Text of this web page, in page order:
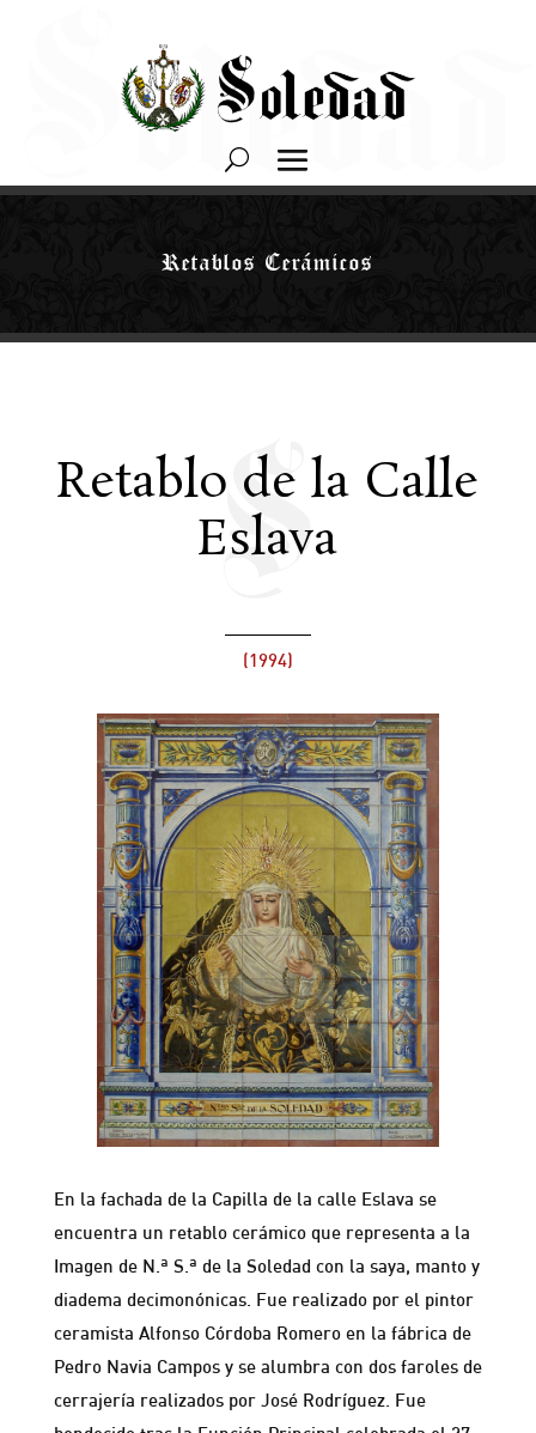
Retablos Cerámicos
Retablo de la Calle
Eslava
(1994)
En la fachada de la Capilla de la calle Eslava se
encuentra un retablo cerámico que representa a la
Imagen de N.ª S.ª de la Soledad con la saya, manto y
diadema decimonónicas. Fue realizado por el pintor
ceramista Alfonso Córdoba Romero en la fábrica de
Pedro Navia Campos y se alumbra con dos faroles de
cerrajería realizados por José Rodríguez. Fue